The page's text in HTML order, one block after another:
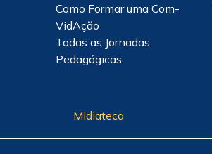
Como Formar uma Com-
VidAção
Todas as Jornadas
Pedagógicas
Midiateca